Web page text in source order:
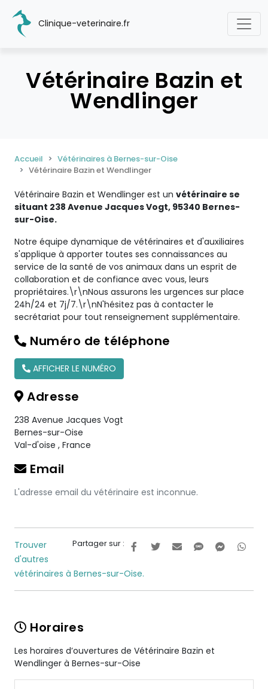
Clinique-veterinaire.fr
Vétérinaire Bazin et
Wendlinger
Accueil
Vétérinaires à Bernes-sur-Oise
Vétérinaire Bazin et Wendlinger
Vétérinaire Bazin et Wendlinger est un vétérinaire se
situant 238 Avenue Jacques Vogt, 95340 Bernes-
sur-Oise.
Notre équipe dynamique de vétérinaires et d'auxiliaires
s'applique à apporter toutes ses connaissances au
service de la santé de vos animaux dans un esprit de
collaboration et de confiance avec vous, leurs
propriétaires.\r\nNous assurons les urgences sur place
24h/24 et 7j/7.\r\nN'hésitez pas à contacter le
secrétariat pour tout renseignement supplémentaire.
Numéro de téléphone
AFFICHER LE NUMÉRO
Adresse
238 Avenue Jacques Vogt
Bernes-sur-Oise
Val-d'oise , France
Email
L'adresse email du vétérinaire est inconnue.
Partager sur :
Trouver
d'autres
vétérinaires à Bernes-sur-Oise.
Horaires
Les horaires d’ouvertures de Vétérinaire Bazin et
Wendlinger à Bernes-sur-Oise